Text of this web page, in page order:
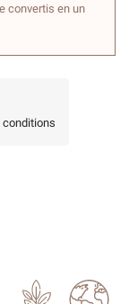
convertis en un